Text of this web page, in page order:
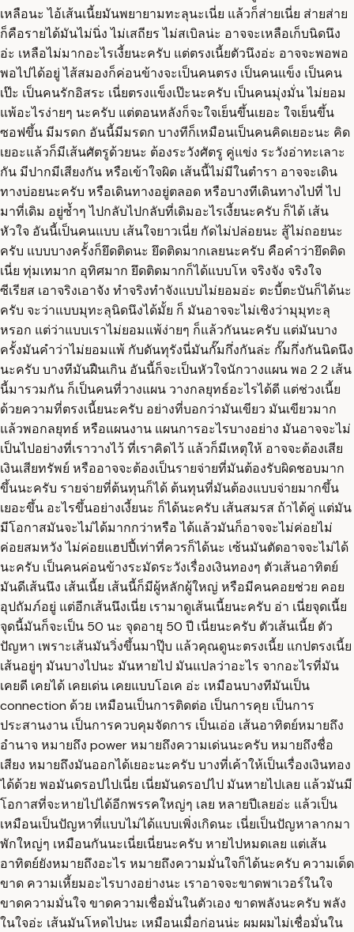
เหลือนะ ไอ้เส้นเนี้ยมันพยายามทะลุนะเนี่ย แล้วก็ส่ายเนี่ย ส่ายส่าย
ก็คือรายได้มันไม่นิ่ง ไม่เสถียร ไม่สเบิลน่ะ อาจจะเหลือเก็บนิดนึง
อ่ะ เหลือไม่มากอะไรเงี้ยนะครับ แต่ตรงเนี้ยตัวนึงอ่ะ อาจจะพอพอ
พอไปได้อยู่ ไส้สมองก็ค่อนข้างจะเป็นคนตรง เป็นคนแข็ง เป็นคน
เป๊ะ เป็นคนรักอิสระ เนี่ยตรงแข็งเป๊ะนะครับ เป็นคนมุ่งมั่น ไม่ยอม
แพ้อะไรง่ายๆ นะครับ แต่ตอนหลังก็จะใจเย็นขึ้นเยอะ ใจเย็นขึ้น
ซอฟขึ้น มีมรดก อันนี้มีมรดก บางทีก็เหมือนเป็นคนคิดเยอะนะ คิด
เยอะแล้วก็มีเส้นศัตรูด้วยนะ ต้องระวังศัตรู คู่แข่ง ระวังอ่าทะเลาะ
กัน มีปากมีเสียงกัน หรือเข้าใจผิด เส้นนี้ไม่มีในตำรา อาจจะเดิน
ทางบ่อยนะครับ หรือเดินทางอยู่ตลอด หรือบางทีเดินทางไปที่ ไป
มาที่เดิม อยู่ซ้ำๆ ไปกลับไปกลับที่เดิมอะไรเงี้ยนะครับ ก็ได้ เส้น
หัวใจ อันนี้เป็นคนแบบ เส้นใจยาวเนี่ย กัดไม่ปล่อยนะ สู้ไม่ถอยนะ
ครับ แบบบางครั้งก็ยึดติดนะ ยึดติดมากเลยนะครับ คือคำว่ายึดติด
เนี่ย ทุ่มเทมาก อุทิศมาก ยึดติดมากก็ได้แบบโห จริงจัง จริงใจ
ซีเรียส เอาจริงเอาจัง ทำจริงทำจังแบบไม่ยอมอ่ะ ตะบี้ตะบันก็ได้นะ
ครับ จะว่าแบบมุทะลุนิดนึงได้มั้ย ก็ มันอาจจะไม่เชิงว่ามุมุทะลุ
หรอก แต่ว่าแบบเราไม่ยอมแพ้ง่ายๆ ก็แล้วกันนะครับ แต่มันบาง
ครั้งมันคำว่าไม่ยอมแพ้ กับดันทุรังนี่มันกั๊มกึ่งกันล่ะ กั๊มกึ่งกันนิดนึง
นะครับ บางทีมันฝืนเกิน อันนี้ก็จะเป็นหัวใจนักวางแผน พอ 2 2 เส้น
นี้มารวมกัน ก็เป็นคนที่วางแผน วางกลยุทธ์อะไรได้ดี แต่ช่วงเนี้ย
ด้วยความที่ตรงเนี้ยนะครับ อย่างที่บอกว่ามันเขียว มันเขียวมาก
แล้วพอกลยุทธ์ หรือแผนงาน แผนการอะไรบางอย่าง มันอาจจะไม่
เป็นไปอย่างที่เราวางไว้ ที่เราคิดไว้ แล้วก็มีเหตุให้ อาจจะต้องเสีย
เงินเสียทรัพย์ หรืออาจจะต้องเป็นรายจ่ายที่มันต้องรับผิดชอบมาก
ขึ้นนะครับ รายจ่ายที่ต้นทุนก็ได้ ต้นทุนที่มันต้องแบบจ่ายมากขึ้น
เยอะขึ้น อะไรขึ้นอย่างเงี้ยนะ ก็ได้นะครับ เส้นสมรส ถ้าได้คู่ แต่มัน
มีโอกาสมันจะไม่ได้มากกว่าหรือ ได้แล้วมันก็อาจจะไม่ค่อยไม่
ค่อยสมหวัง ไม่ค่อยแฮปปี้เท่าที่ควรก็ได้นะ เซ้นมันตัดอาจจะไม่ได้
นะครับ เป็นคนค่อนข้างระมัดระวังเรื่องเงินทองๆ ตัวเส้นอาทิตย์
มันดีเส้นนึง เส้นเนี้ย เส้นนี้ก็มีผู้หลักผู้ใหญ่ หรือมีคนคอยช่วย คอย
อุปถัมภ์อยู่ แต่อีกเส้นนึงเนี่ย เรามาดูเส้นเนี้ยนะครับ อ่า เนี่ยจุดเนี้ย
จุดนี้มันก็จะเป็น 50 นะ จุดอายุ 50 ปี เนี่ยนะครับ ตัวเส้นเนี้ย ตัว
ปัญหา เพราะเส้นมันวิ่งขึ้นมาปุ๊บ แล้วคุณดูนะตรงเนี้ย แกปตรงเนี้ย
เส้นอยู่ๆ มันบางไปนะ มันหายไป มันแปลว่าอะไร จากอะไรที่มัน
เคยดี เคยได้ เคยเด่น เคยแบบโอเค อ่ะ เหมือนบางทีมันเป็น
connection ด้วย เหมือนเป็นการติดต่อ เป็นการคุย เป็นการ
ประสานงาน เป็นการควบคุมจัดการ เป็นเอ่อ เส้นอาทิตย์หมายถึง
อำนาจ หมายถึง power หมายถึงความเด่นนะครับ หมายถึงชื่อ
เสียง หมายถึงมันออกได้เยอะนะครับ บางที่เค้าให้เป็นเรื่องเงินทอง
ได้ด้วย พอมันดรอปไปเนี่ย เนี่ยมันดรอปไป มันหายไปเลย แล้วมันมี
โอกาสที่จะหายไปได้อีกพรรคใหญ่ๆ เลย หลายปีเลยอ่ะ แล้วเป็น
เหมือนเป็นปัญหาที่แบบไม่ได้แบบเพิ่งเกิดนะ เนี่ยเป็นปัญหาลากมา
พักใหญ่ๆ เหมือนกันนะเนี่ยเนี่ยนะครับ หายไปหมดเลย แต่เส้น
อาทิตย์ยังหมายถึงอะไร หมายถึงความมั่นใจก็ได้นะครับ ความเด็ด
ขาด ความเหี้ยมอะไรบางอย่างนะ เราอาจจะขาดพาเวอร์ในใจ
ขาดความมั่นใจ ขาดความเชื่อมั่นในตัวเอง ขาดพลังนะครับ พลัง
ในใจอ่ะ เส้นมันโหดไปนะ เหมือนเมื่อก่อนน่ะ ผมผมไม่เชื่อมั่นใน